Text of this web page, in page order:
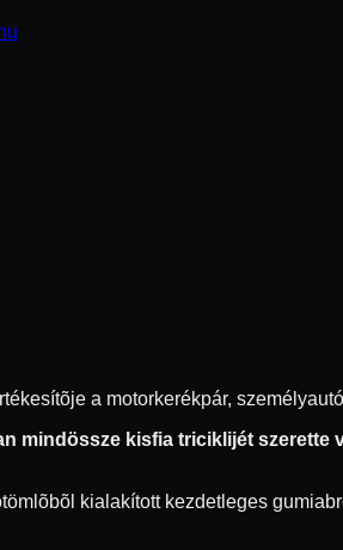
a motorkerékpár,
mindössze kisfia triciklijét
kialakított kezdetleges